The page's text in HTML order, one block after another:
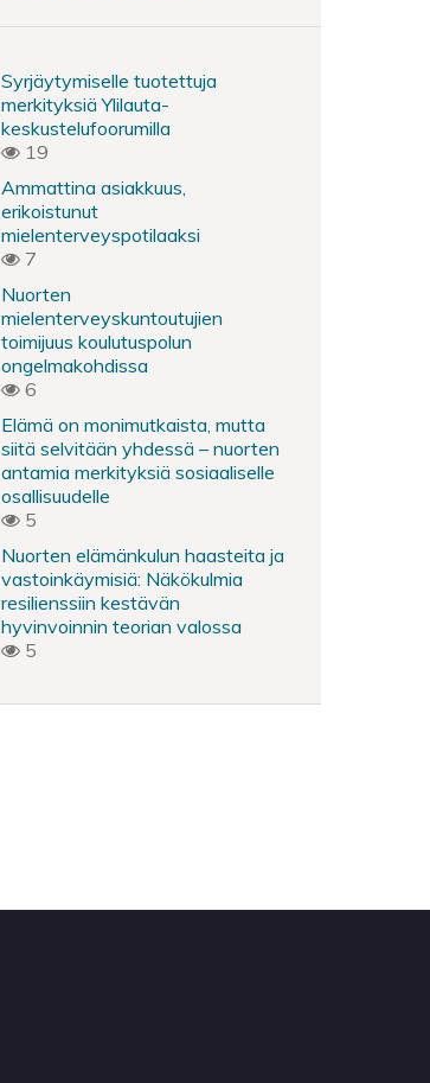
Syrjäytymiselle tuotettuja
merkityksiä Ylilauta-
keskustelufoorumilla
19
Ammattina asiakkuus,
erikoistunut
mielenterveyspotilaaksi
7
Nuorten
mielenterveyskuntoutujien
toimijuus koulutuspolun
ongelmakohdissa
6
Elämä on monimutkaista, mutta
siitä selvitään yhdessä – nuorten
antamia merkityksiä sosiaaliselle
osallisuudelle
5
Nuorten elämänkulun haasteita ja
vastoinkäymisiä: Näkökulmia
resilienssiin kestävän
hyvinvoinnin teorian valossa
5